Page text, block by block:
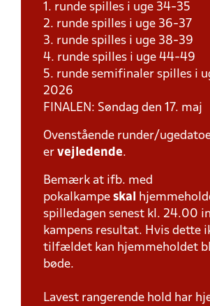
1. runde spilles i uge 34-35
2. runde spilles i uge 36-37
3. runde spilles i uge 38-39
4. runde spilles i uge 44-49
5. runde semifinaler spilles i
2026
FINALEN: Søndag den 17. maj
Ovenstående runder/
er vejledende.
Bemærk at ifb. med
pokalkampe skal
spilledagen senest kl. 24.00
kampens resultat. Hvis dette
tilfældet kan hjemmeholdet
bøde.
Lavest rangerende hold har